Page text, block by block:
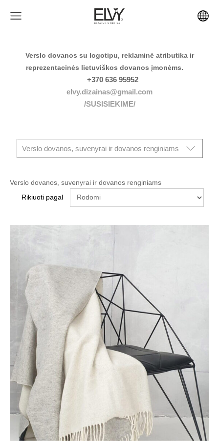
Verslo dovanos su logotipu, reklaminė atributika ir
reprezentacinės lietuviškos dovanos įmonėms.
+370 636 95952
elvy.dizainas@gmail.com
/SUSISIEKIME/
Verslo dovanos, suvenyrai ir dovanos renginiams
Verslo dovanos, suvenyrai ir dovanos renginiams
Rikiuoti pagal